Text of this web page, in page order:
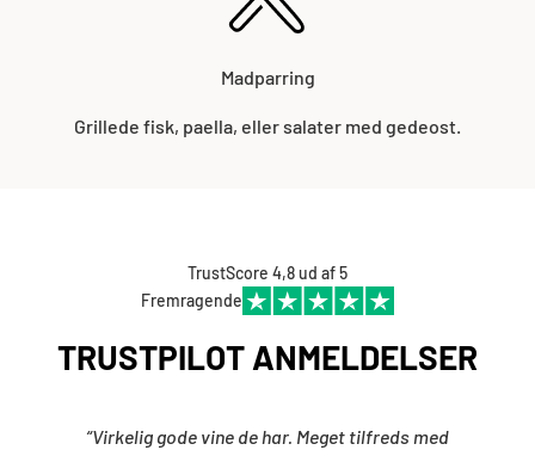
Madparring
Grillede fisk, paella, eller salater med gedeost.
TrustScore 4,8 ud af 5
Fremragende
TRUSTPILOT ANMELDELSER
“Virkelig gode vine de har. Meget tilfreds med